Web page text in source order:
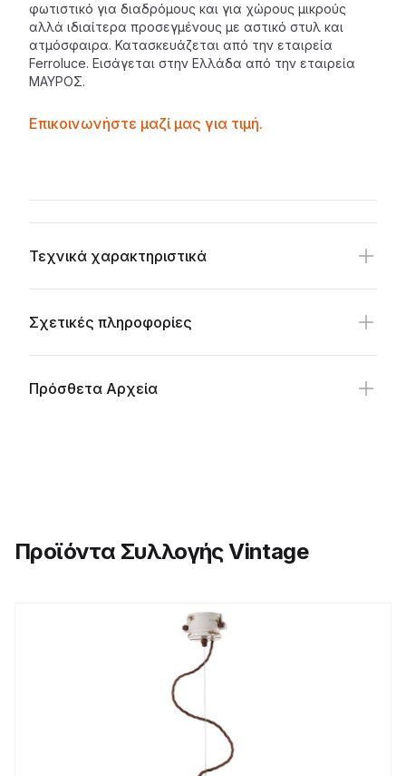
φωτιστικό για διαδρόμους και για χώρους μικρούς
αλλά ιδιαίτερα προσεγμένους με αστικό στυλ και
ατμόσφαιρα. Κατασκευάζεται από την εταιρεία
Ferroluce. Εισάγεται στην Ελλάδα από την εταιρεία
ΜΑΥΡΟΣ.
Contactprice
Επικοινωνήστε μαζί μας για τιμή.
Τεχνικά χαρακτηριστικά
Σχετικές πληροφορίες
Πρόσθετα Αρχεία
Προϊόντα Συλλογής Vintage